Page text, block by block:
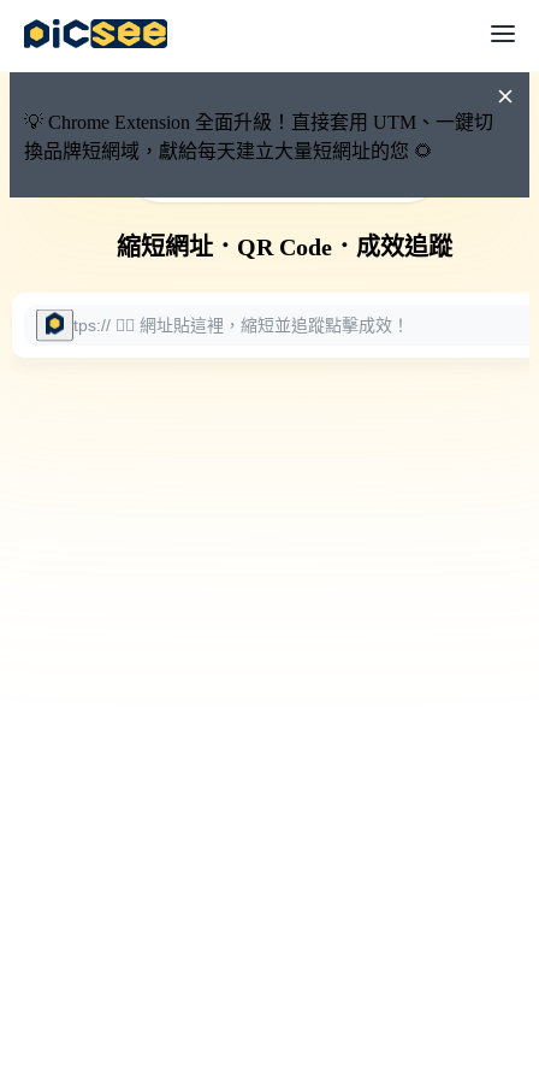
💡 Chrome Extension 全面升級！直接套用 UTM、一鍵切
換品牌短網域，獻給每天建立大量短網址的您 🌻
🚀 PicSee 短網址永久有效
縮短網址． QR Code． 成效追蹤